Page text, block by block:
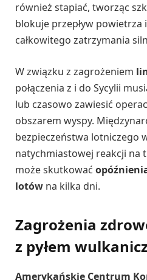
również stapiać, tworząc
blokuje przepływ
całkowitego zatrzymania
W związku z zagrożeniem
połączenia z i do Sycylii
lub czasowo zawiesić
obszarem wyspy.
bezpieczeństwa lotniczego
natychmiastowej reakcji na
może skutkować
lotów na kilka dni.
Zagrożenia
z pyłem
Amerykańskie Centrum